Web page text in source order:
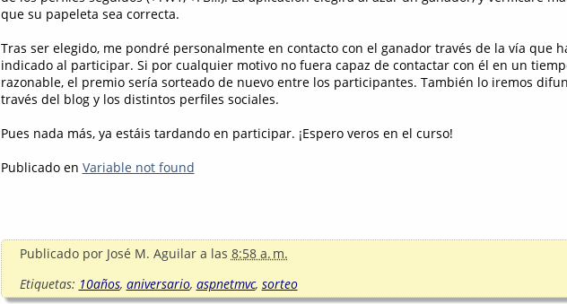
que su papeleta sea correcta.
Tras ser elegido, me pondré personalmente en contacto con el ganador través de la vía que
indicado al participar. Si por cualquier motivo no fuera capaz de contactar con él en un
razonable, el premio sería sorteado de nuevo entre los participantes. También lo iremos
través del blog y los distintos perfiles sociales.
Pues nada más, ya estáis tardando en participar. ¡Espero veros en el curso!
Publicado en Variable not found
Publicado por José M. Aguilar a las 8:58 a. m.
Etiquetas: 10años, aniversario, aspnetmvc, sorteo